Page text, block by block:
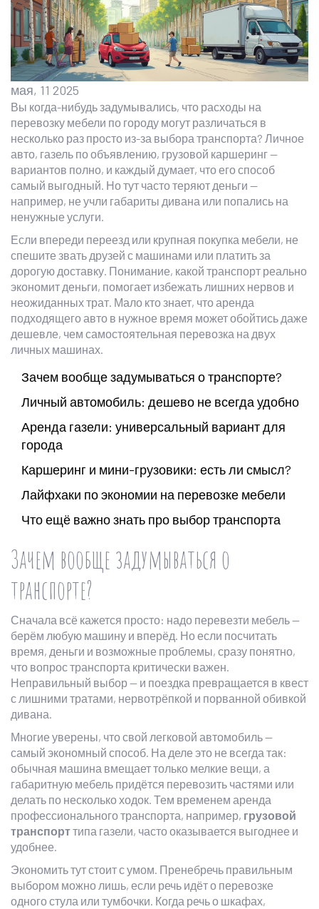
мая, 11 2025
Вы когда-нибудь задумывались, что расходы на
перевозку мебели по городу могут различаться в
несколько раз просто из-за выбора транспорта? Личное
авто, газель по объявлению, грузовой каршеринг —
вариантов полно, и каждый думает, что его способ
самый выгодный. Но тут часто теряют деньги —
например, не учли габариты дивана или попались на
ненужные услуги.
Если впереди переезд или крупная покупка мебели, не
спешите звать друзей с машинами или платить за
дорогую доставку. Понимание, какой транспорт реально
экономит деньги, помогает избежать лишних нервов и
неожиданных трат. Мало кто знает, что аренда
подходящего авто в нужное время может обойтись даже
дешевле, чем самостоятельная перевозка на двух
личных машинах.
Зачем вообще задумываться о транспорте?
Личный автомобиль: дешево не всегда удобно
Аренда газели: универсальный вариант для
города
Каршеринг и мини-грузовики: есть ли смысл?
Лайфхаки по экономии на перевозке мебели
Что ещё важно знать про выбор транспорта
Зачем вообще задумываться о
транспорте?
Сначала всё кажется просто: надо перевезти мебель —
берём любую машину и вперёд. Но если посчитать
время, деньги и возможные проблемы, сразу понятно,
что вопрос транспорта критически важен.
Неправильный выбор — и поездка превращается в квест
с лишними тратами, нервотрёпкой и порванной обивкой
дивана.
Многие уверены, что свой легковой автомобиль —
самый экономный способ. На деле это не всегда так:
обычная машина вмещает только мелкие вещи, а
габаритную мебель придётся перевозить частями или
делать по несколько ходок. Тем временем аренда
профессионального транспорта, например, грузовой
транспорттипа газели, часто оказывается выгоднее и
удобнее.
Экономить тут стоит с умом. Пренебречь правильным
выбором можно лишь, если речь идёт о перевозке
одного стула или тумбочки. Когда речь о шкафах,